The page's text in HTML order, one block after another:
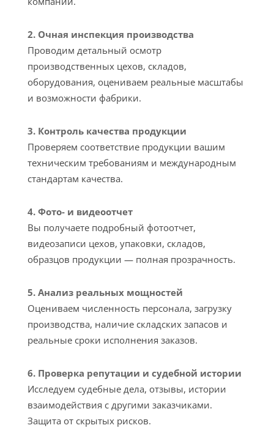
2. Очная инспекция производства
Проводим детальный осмотр
производственных цехов, складов,
оборудования, оцениваем реальные масштабы
и возможности фабрики.
3. Контроль качества продукции
Проверяем соответствие продукции вашим
техническим требованиям и международным
стандартам качества.
4. Фото- и видеоотчет
Вы получаете подробный фотоотчет,
видеозаписи цехов, упаковки, складов,
образцов продукции — полная прозрачность.
5. Анализ реальных мощностей
Оцениваем численность персонала, загрузку
производства, наличие складских запасов и
реальные сроки исполнения заказов.
6. Проверка репутации и судебной истории
Исследуем судебные дела, отзывы, истории
взаимодействия с другими заказчиками.
Защита от скрытых рисков.